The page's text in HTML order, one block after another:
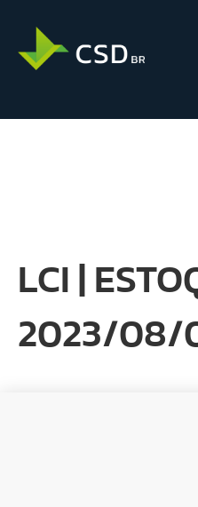
LCI |
2023/08/